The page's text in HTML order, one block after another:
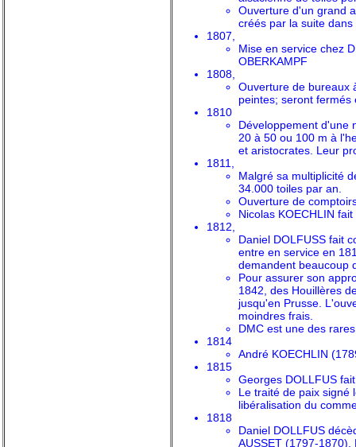
Ouverture d'un grand
créés par la suite dans
1807,
Mise en service chez
OBERKAMPF
1808,
Ouverture de bureaux
peintes; seront fermés
1810
Développement d'une
20 à 50 ou 100 m à
et aristocrates. Leur
1811,
Malgré sa multiplicité
34.000 toiles par an.
Ouverture de
Nicolas KOECHLIN
1812,
Daniel DOLFUSS fait
entre en service en
demandent beaucoup
Pour assurer son
1842, des Houillères
jusqu'en Prusse.
moindres frais.
DMC est une des
1814
André KOECHLIN
1815
Georges DOLLFUS
Le traité de paix signé
libéralisation du
1818
Daniel DOLLFUS
AUSSET (1797-